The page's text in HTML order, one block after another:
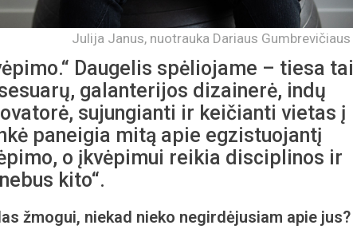
Julija Janus, nuotrauka Dariaus Gumbrevičiaus
Daugelis spėliojame – tiesa tai
galanterijos dizainerė, indų
sujungianti ir keičianti vietas į
paneigia mitą apie egzistuojantį
o įkvėpimui reikia disciplinos ir
kito“.
žmogui, niekad nieko negirdėjusiam apie jus?